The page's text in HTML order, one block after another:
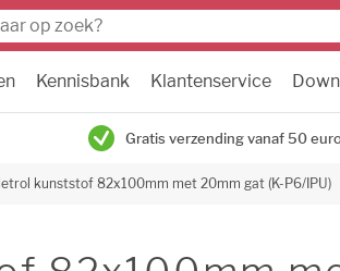
Kennisbank Klantenservice
Gratis verzending vanaf 50
kunststof 82x100mm met 20mm gat (K-P6/IPU)